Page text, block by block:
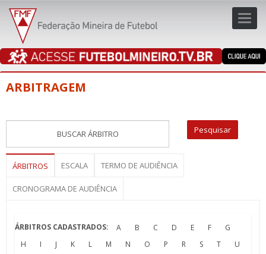
ARBITRAGEM
ÁRBITROS ESCALA TERMO DE AUDIÊNCIA
CRONOGRAMA DE AUDIÊNCIA
ÁRBITROS CADASTRADOS: A B C D E F
G
H
I J K L M N O P R S T
U